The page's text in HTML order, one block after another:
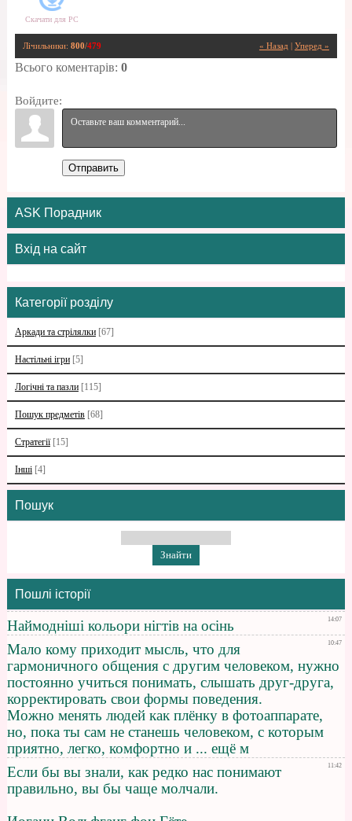
Скачати для PC
« Назад Уперед »
Лічильники: 800/479
Всього коментарів: 0
Войдите:
Отправить
ASK Порадник
Вхід на сайт
Категорії розділу
Аркади та стрілялки [67]
Настільні ігри [5]
Логічні та пазли [115]
Пошук предметів [68]
Стратегії [15]
Інші [4]
Пошук
Пошлі історії